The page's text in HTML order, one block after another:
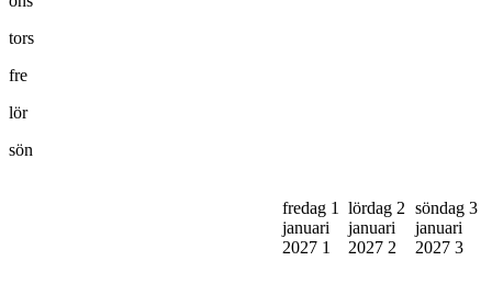
tors
fre
lör
sön
fredag 1
januari
2027 1
lördag 2
januari
2027 2
söndag 3
januari
2027 3